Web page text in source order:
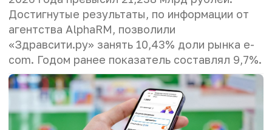
Достигнутые результаты, по информации от
агентства AlphaRM, позволили
«Здравсити.ру» занять 10,43% доли рынка e-
com. Годом ранее показатель составлял 9,7%.